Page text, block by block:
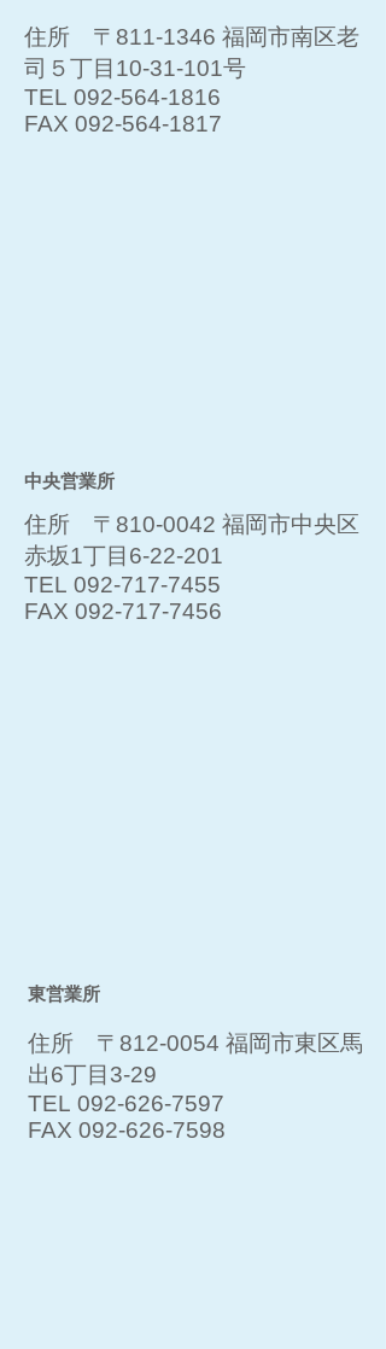
住所 〒811-1346 福岡市南区老
司５丁目10-31-101号
TEL 092-564-1816
FAX 092-564-1817
​中央営業所
住所 〒810-0042 福岡市中央区
赤坂1丁目6-22-201
TEL 092-717-7455
FAX 092-717-7456
​東営業所
住所 〒812-0054 福岡市東区馬
出6丁目3-29
TEL 092-626-7597
FAX 092-626-7598